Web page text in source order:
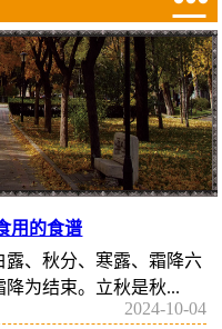
用的食谱
、秋分、寒露、霜降六
为结束。立秋是秋...
2024-10-04